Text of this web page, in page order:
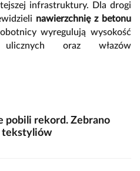
infrastruktury. Dla drogi
nawierzchnię z betonu
wyregulują wysokość
oraz włazów
pobili rekord. Zebrano
tekstyliów